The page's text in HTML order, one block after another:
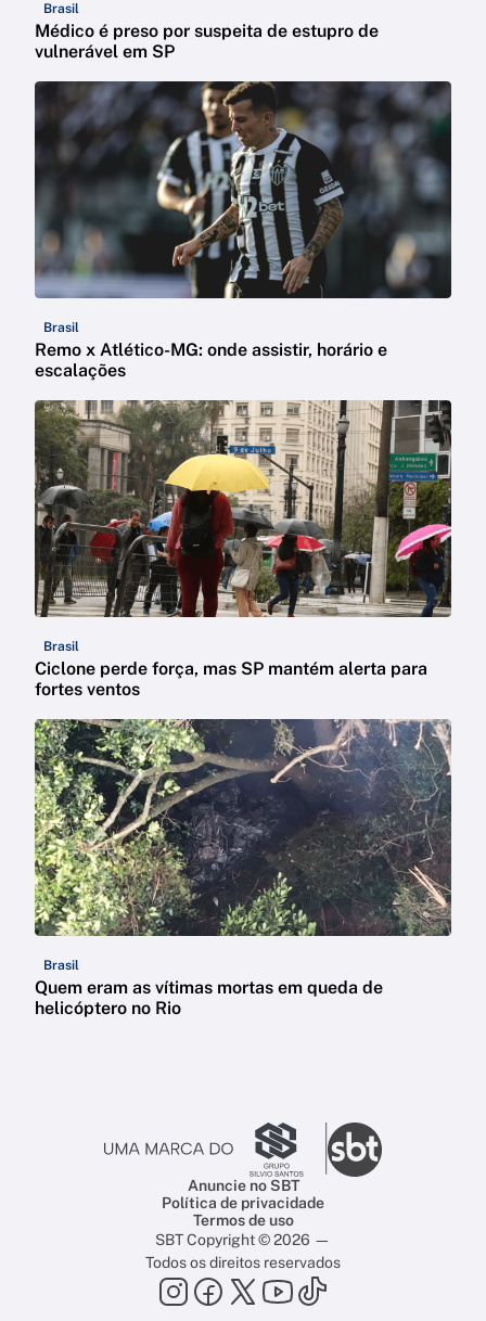
Brasil
Médico é preso por suspeita de estupro de
vulnerável em SP
Brasil
Remo x Atlético-MG: onde assistir, horário e
escalações
Brasil
Ciclone perde força, mas SP mantém alerta para
fortes ventos
Brasil
Quem eram as vítimas mortas em queda de
helicóptero no Rio
Anuncie no SBT
Política de privacidade
Termos de uso
SBT Copyright © 2026 —
Todos os direitos reservados